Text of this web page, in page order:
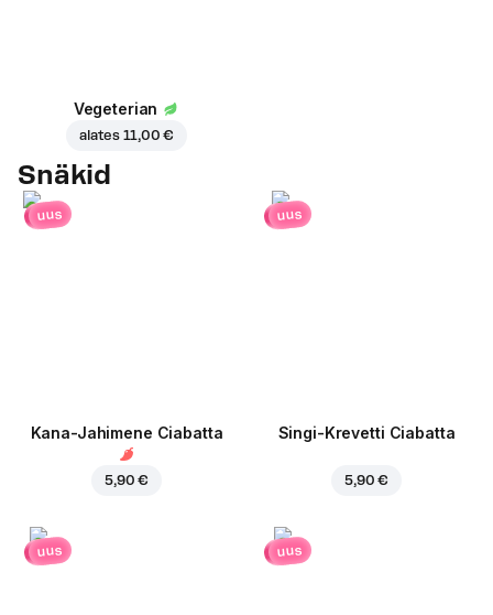
Vegeterian
alates 11,00 €
Snäkid
uus
Kana-Jahimene Ciabatta
5,90 €
uus
Singi-Krevetti Ciabatta
5,90 €
uus uus